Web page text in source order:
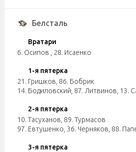
Белсталь
Вратари
6. Осипов
28. Исаенко
1-я пятерка
21. Гришков 86. Бобрик
14. Бодиловский 87. Литвинов 13.
2-я пятерка
10. Тасуханов 89. Турмасов
97. Евтушенко 36. Черняков 88.
3-я пятерка